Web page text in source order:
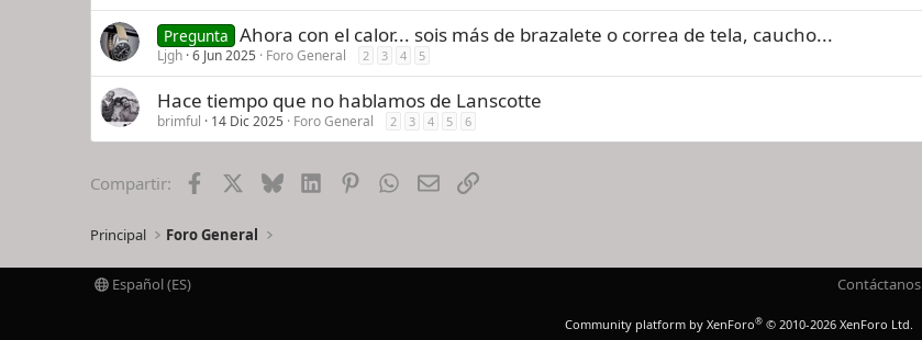
Pregunta Ahora con el calor... sois más de brazalete o correa de tela, caucho...
Ljgh 6 Jun 2025 Foro General 2 3 4 5
Hace tiempo que no hablamos de Lanscotte
brimful 14 Dic 2025 Foro General 2 3 4 5 6
Compartir: Facebook BlueskyLinkedInPinterestWhatsApp
EmailEnlace
Principal Foro General
Español (ES) Contáctanos
Community platform by XenForo® © 2010-2026 XenForo Ltd.